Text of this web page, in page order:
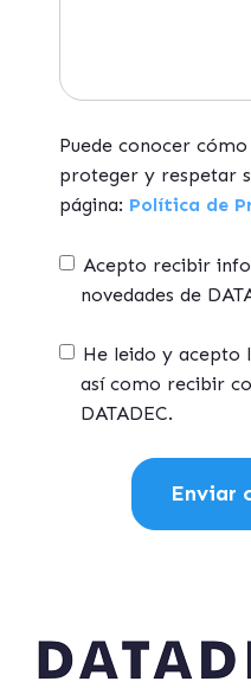
Puede conocer
proteger y respetar
página: Política de
Acepto recibir
novedades de
He leido y acepto
así como recibir
DATADEC.